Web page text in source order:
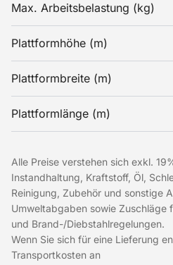
Max. Arbeitsbelastung (kg)
Plattformhöhe (m)
Plattformbreite (m)
Plattformlänge (m)
Alle Preise verstehen sich exkl.
Instandhaltung, Kraftstoff, Öl,
Reinigung, Zubehör und sonstige
Umweltabgaben sowie
und Brand-/Diebstahlregelungen.
Wenn Sie sich für eine Lieferung
Transportkosten an